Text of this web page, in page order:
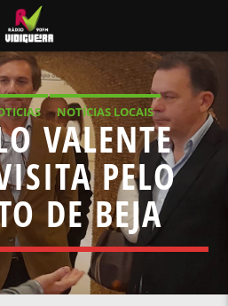
NOTÍCIAS LOCAIS
NACIONAIS
VALENTE
PELO
DE BEJA